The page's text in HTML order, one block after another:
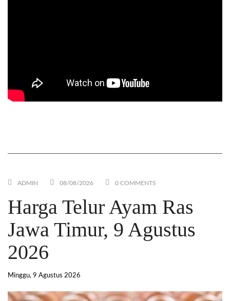
ADMIN 08/08/2026 0 COMMENTS
Harga Telur Ayam Ras
Jawa Timur, 9 Agustus
2026
Minggu, 9 Agustus 2026